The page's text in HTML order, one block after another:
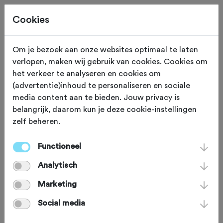
FIETSWINKEL
Mechanieker Zwolle
De eigenaar van Mechanieker Zwolle,
en dus dé mechanieker ter plaatsen, is
Henk. Henk wilde graag zelf koersen
in hét peloton maar zijn talent bleek bij
het sleutelen te liggen. Vandaar dat hij
Cookies
Om je bezoek aan onze websites optimaal te laten
verlopen, maken wij gebruik van cookies. Cookies om
het verkeer te analyseren en cookies om
(advertentie)inhoud te personaliseren en sociale
media content aan te bieden. Jouw privacy is
belangrijk, daarom kun je deze cookie-instellingen
zelf beheren.
Functioneel
Analytisch
Marketing
Social media